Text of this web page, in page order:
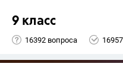
9 класс
16392 вопроса